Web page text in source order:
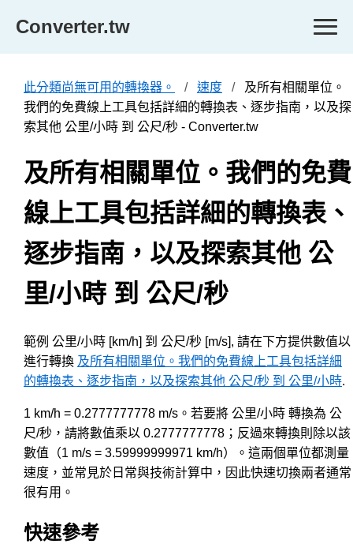
Converter.tw
此分類尚無可用的轉換器。 速度
及所有相關單位。
我們的免費線上工具包括詳細的轉換表、逐步指南，以及探
索其他 公里/小時 到 公尺/秒 - Converter.tw
及所有相關單位。我們的免費
線上工具包括詳細的轉換表、
逐步指南，以及探索其他 公
里/小時 到 公尺/秒
範例 公里/小時 [km/h] 到 公尺/秒 [m/s], 請在下方提供數值以
進行轉換 及所有相關單位。我們的免費線上工具包括詳細
的轉換表、逐步指南，以及探索其他 公尺/秒 到 公里/小時.
1 km/h = 0.2777777778 m/s。若要將 公里/小時 轉換為 公
尺/秒，請將數值乘以 0.2777777778；反過來轉換則除以該
數值（1 m/s = 3.59999999971 km/h）。這兩個單位都測量
速度，並常見於日常與技術計算中，因此快速切換兩者通常
很有用。
快速參考